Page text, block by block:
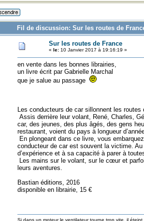
Fil de discussion: Sur les routes de
Sur les routes de France
« le:10 Janvier 2017 à 19:16:19 »
en vente dans les bonnes librairies,
un livre écrit par Gabrielle Marchal
que je salue au passage
Les conducteurs de car sillonnent les routes
Assis derrière leur volant, René, Charles,
car, des jeunes, des plus âgés, des gens
restaurant, voient du pays à longueur
En plongeant dans ce livre, vous
conducteur de car est souvent la victime.
d’expérience et à sa capacité à parer à
Les mains sur le volant, sur le cœur et
leurs aventures.
Bastian éditions, 2016
disponible en librairie, 15 €
Si dans un moteur le ventilateur tourne trop vite, il éteint